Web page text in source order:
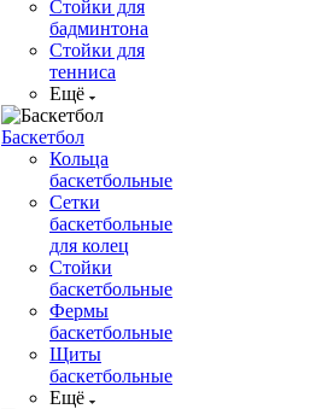
Стойки для
бадминтона
Стойки для
тенниса
Ещё
Баскетбол
Кольца
баскетбольные
Сетки
баскетбольные
для колец
Стойки
баскетбольные
Фермы
баскетбольные
Щиты
баскетбольные
Ещё